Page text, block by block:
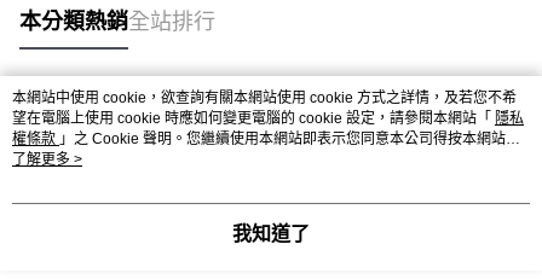
本分類熱銷全站排行
熱門標籤
本網站中使用 cookie，欲查詢有關本網站使用 cookie 方式之詳情，及若您不希
望在電腦上使用 cookie 時應如何變更電腦的 cookie 設定，請參閱本網站「 隱私
權條款 」之 Cookie 聲明。您繼續使用本網站即表示您同意本公司得按本網站使
用條款之 Cookie 聲明使用 cookie。
了解更多 >
我知道了